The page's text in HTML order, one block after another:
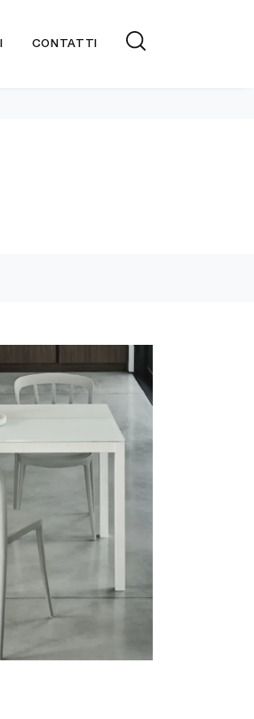
CONTATTI